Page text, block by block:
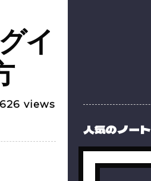
イ
views
人気のノート